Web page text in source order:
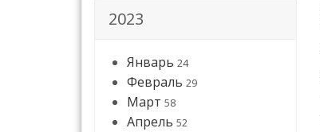
2023
Январь 24
Февраль 29
Март 58
Апрель 52